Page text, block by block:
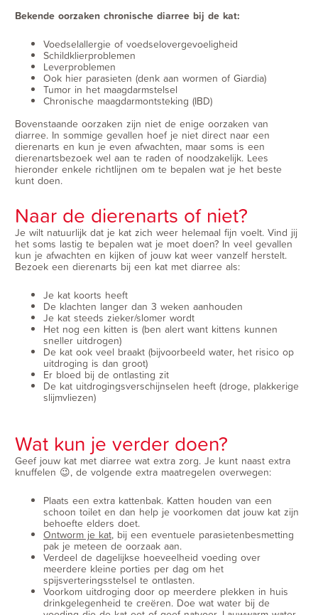
Bekende oorzaken chronische diarree bij de kat:
Voedselallergie of voedselovergevoeligheid
Schildklierproblemen
Leverproblemen
Ook hier parasieten (denk aan wormen of Giardia)
Tumor in het maagdarmstelsel
Chronische maagdarmontsteking (IBD)
Bovenstaande oorzaken zijn niet de enige oorzaken van
diarree. In sommige gevallen hoef je niet direct naar een
dierenarts en kun je even afwachten, maar soms is een
dierenartsbezoek wel aan te raden of noodzakelijk. Lees
hieronder enkele richtlijnen om te bepalen wat je het beste
kunt doen.
Naar de dierenarts of niet?
Je wilt natuurlijk dat je kat zich weer helemaal fijn voelt. Vind jij
het soms lastig te bepalen wat je moet doen? In veel gevallen
kun je afwachten en kijken of jouw kat weer vanzelf herstelt.
Bezoek een dierenarts bij een kat met diarree als:
Je kat koorts heeft
De klachten langer dan 3 weken aanhouden
Je kat steeds zieker/slomer wordt
Het nog een kitten is (ben alert want kittens kunnen
sneller uitdrogen)
De kat ook veel braakt (bijvoorbeeld water, het risico op
uitdroging is dan groot)
Er bloed bij de ontlasting zit
De kat uitdrogingsverschijnselen heeft (droge, plakkerige
slijmvliezen)
Wat kun je verder doen?
Geef jouw kat met diarree wat extra zorg. Je kunt naast extra
knuffelen 😉, de volgende extra maatregelen overwegen:
Plaats een extra kattenbak. Katten houden van een
schoon toilet en dan help je voorkomen dat jouw kat zijn
behoefte elders doet.
Ontworm je kat, bij een eventuele parasietenbesmetting
pak je meteen de oorzaak aan.
Verdeel de dagelijkse hoeveelheid voeding over
meerdere kleine porties per dag om het
spijsverteringsstelsel te ontlasten.
Voorkom uitdroging door op meerdere plekken in huis
drinkgelegenheid te creëren. Doe wat water bij de